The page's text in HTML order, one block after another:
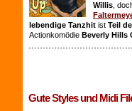
Willis ,
lebendige Tanzhit ist Teil
Actionkomödie Beverly Hills
Gute Styles und Midi